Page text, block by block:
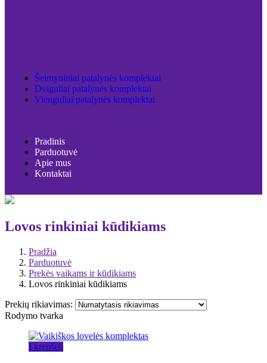
Šeimyniniai patalynės komplektai
Dviguliai patalynės komplektai
Vienguliai patalynės komplektai
Pradinis
Parduotuvė
Apie mus
Kontaktai
Lovos rinkiniai kūdikiams
Pradžia
Parduotuvė
Prekės vaikams ir kūdikiams
Lovos rinkiniai kūdikiams
Prekių rikiavimas:
Rodymo tvarka
Į krepšelį